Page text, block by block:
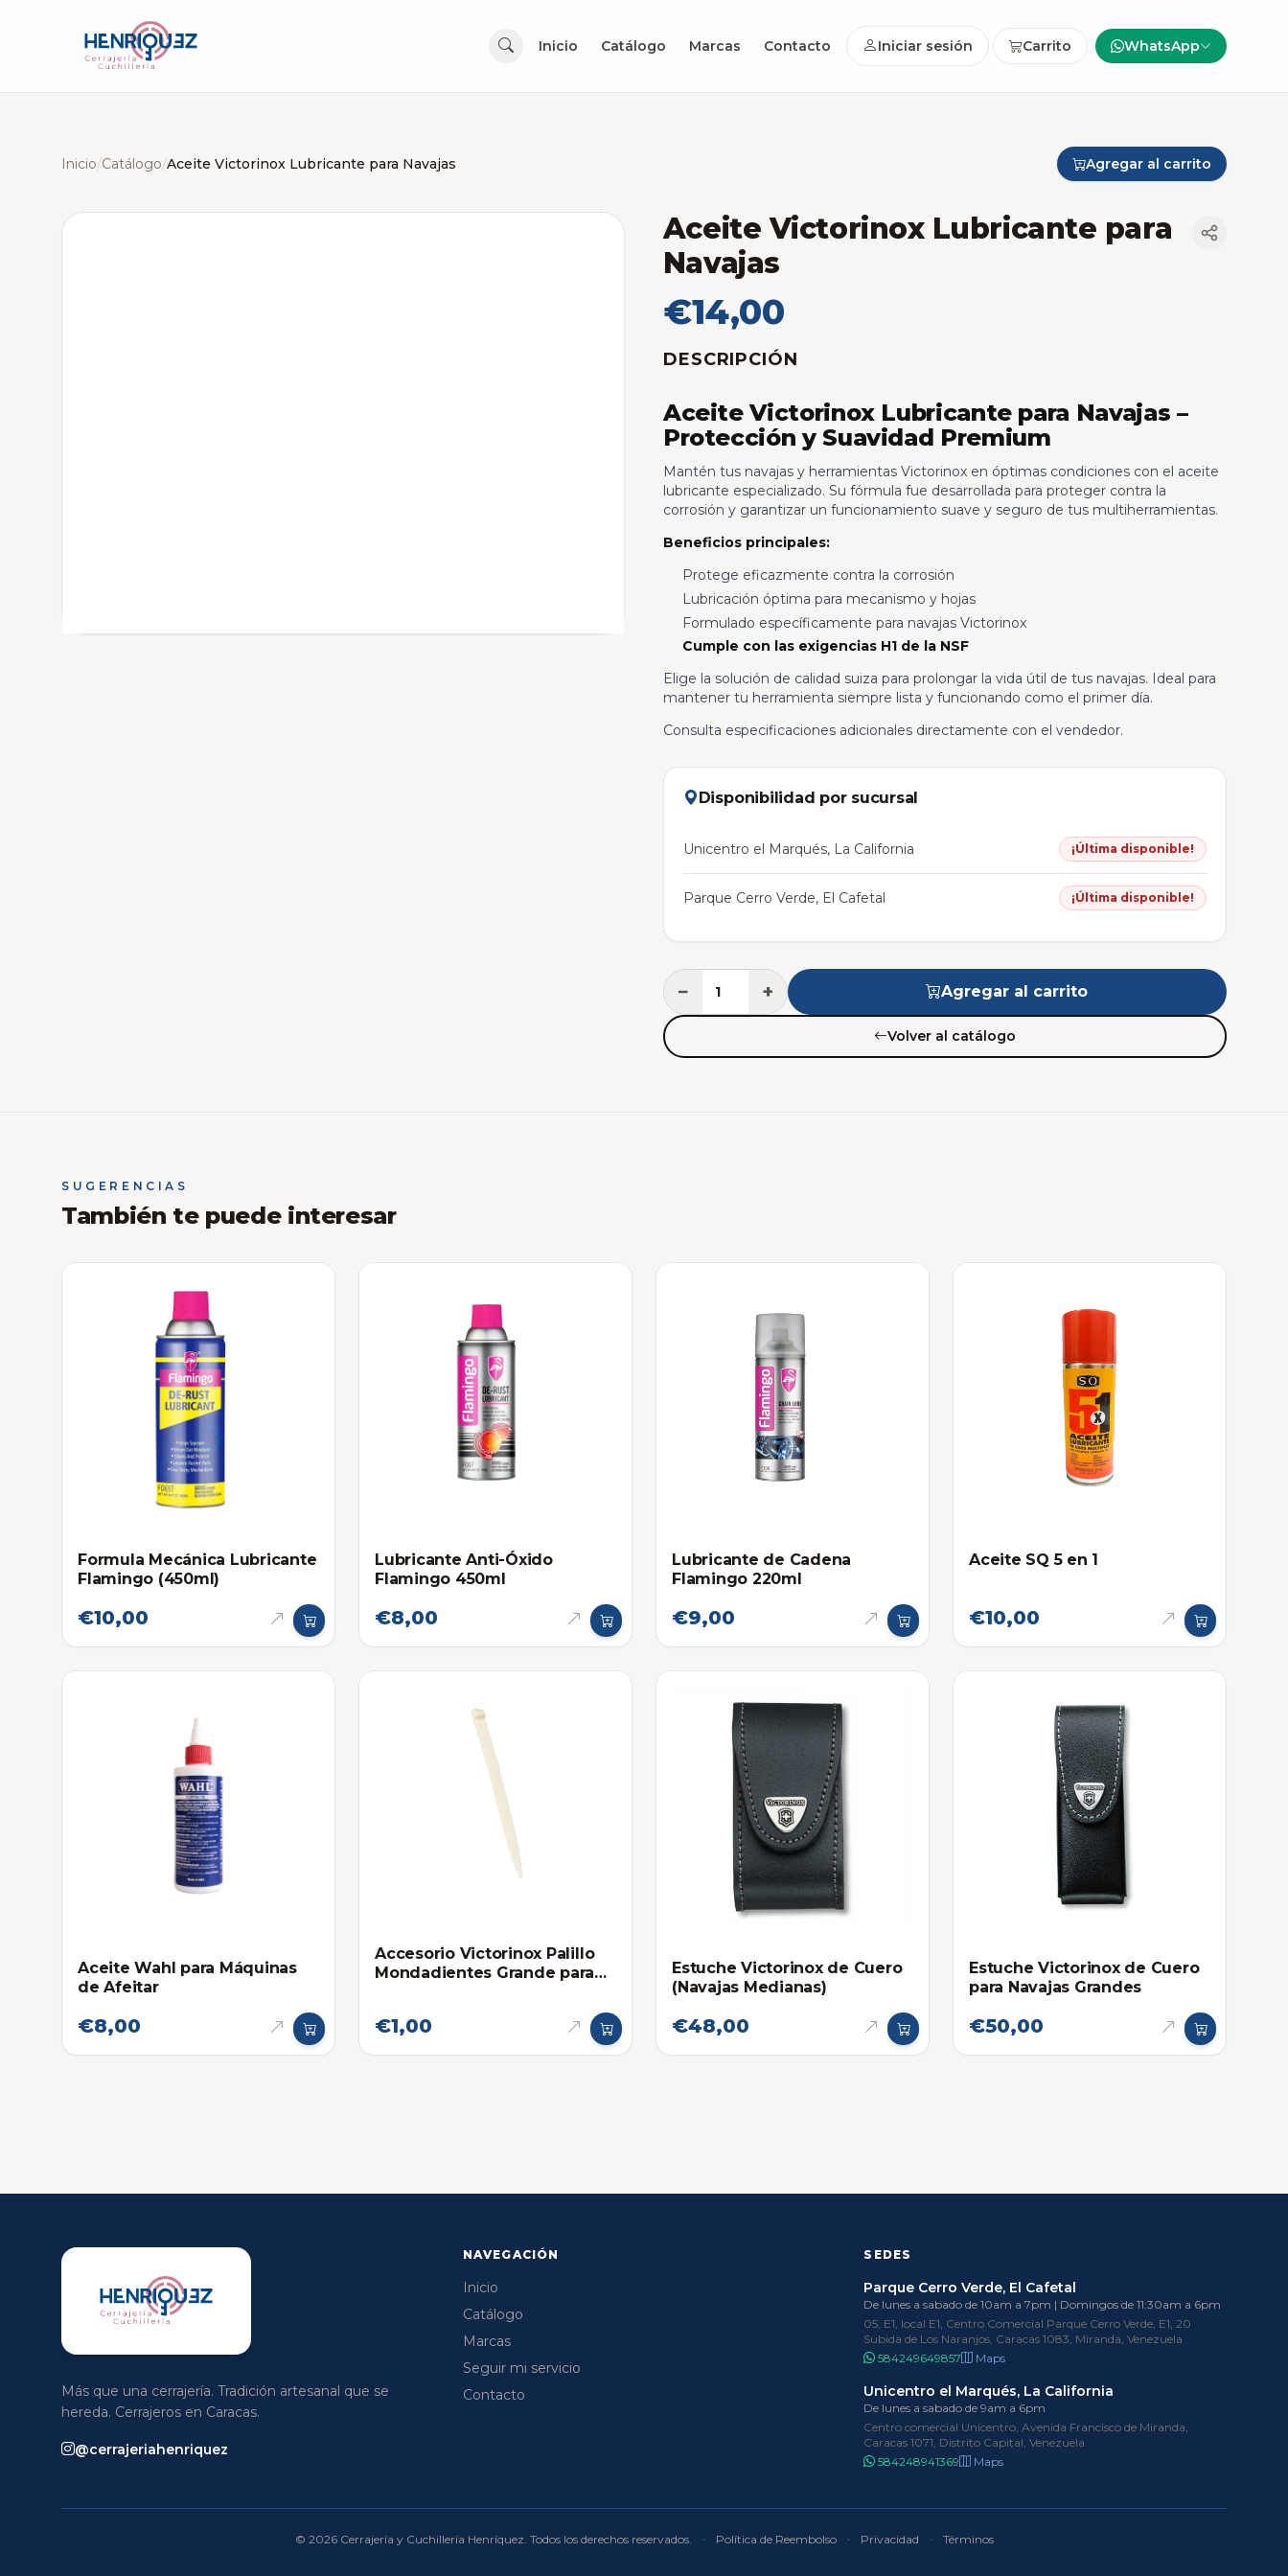
Inicio Catálogo Marcas Contacto Iniciar sesión Carrito WhatsApp
Inicio/Catálogo/Aceite Victorinox Lubricante para Navajas Agregar al carrito
Aceite Victorinox Lubricante para
Navajas
€14,00
DESCRIPCIÓN
Aceite Victorinox Lubricante para Navajas –
Protección y Suavidad Premium
Mantén tus navajas y herramientas Victorinox en óptimas condiciones con el aceite
lubricante especializado. Su fórmula fue desarrollada para proteger contra la
corrosión y garantizar un funcionamiento suave y seguro de tus multiherramientas.
Beneficios principales:
Protege eficazmente contra la corrosión
Lubricación óptima para mecanismo y hojas
Formulado específicamente para navajas Victorinox
Cumple con las exigencias H1 de la NSF
Elige la solución de calidad suiza para prolongar la vida útil de tus navajas. Ideal para
mantener tu herramienta siempre lista y funcionando como el primer día.
Consulta especificaciones adicionales directamente con el vendedor.
Disponibilidad por sucursal
Unicentro el Marqués, La California ¡Última disponible!
Parque Cerro Verde, El Cafetal ¡Última disponible!
− + Agregar al carrito
Volver al catálogo
SUGERENCIAS
También te puede interesar
Formula Mecánica Lubricante
Flamingo (450ml)
€10,00
Lubricante Anti-Óxido
Flamingo 450ml
€8,00
Lubricante de Cadena
Flamingo 220ml
€9,00
Aceite SQ 5 en 1
€10,00
Aceite Wahl para Máquinas
de Afeitar
€8,00
Accesorio Victorinox Palillo
Mondadientes Grande para
€1,00
Estuche Victorinox de Cuero
(Navajas Medianas)
€48,00
Estuche Victorinox de Cuero
para Navajas Grandes
€50,00
Más que una cerrajería. Tradición artesanal que se
hereda. Cerrajeros en Caracas.
@cerrajeriahenriquez
NAVEGACIÓN
Inicio
Catálogo
Marcas
Seguir mi servicio
Contacto
SEDES
Parque Cerro Verde, El Cafetal
De lunes a sabado de 10am a 7pm | Domingos de 11:30am a 6pm
05, E1, local E1, Centro Comercial Parque Cerro Verde, E1, 20
Subida de Los Naranjos, Caracas 1083, Miranda, Venezuela
584249649857
Maps
Unicentro el Marqués, La California
De lunes a sabado de 9am a 6pm
Centro comercial Unicentro, Avenida Francisco de Miranda,
Caracas 1071, Distrito Capital, Venezuela
584248941369
Maps
© 2026 Cerrajería y Cuchillería Henríquez. Todos los derechos reservados. · Política de Reembolso · Privacidad · Términos